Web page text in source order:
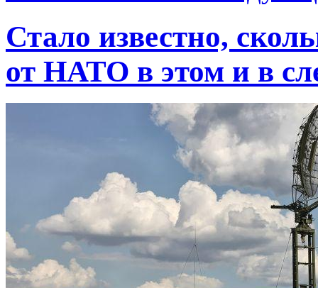
Стало известно,
от НАТО в этом и в